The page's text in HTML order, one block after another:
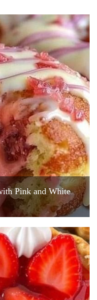
Pink and White